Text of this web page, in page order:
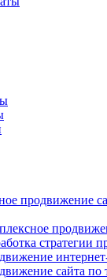
продвижение
стратегии
сайта по